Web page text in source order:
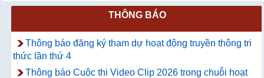
THÔNG BÁO
Thông báo đăng ký tham dự hoạt động truyền thông tri
thức lần thứ 4
Thông báo Cuộc thi Video Clip 2026 trong chuỗi hoạt